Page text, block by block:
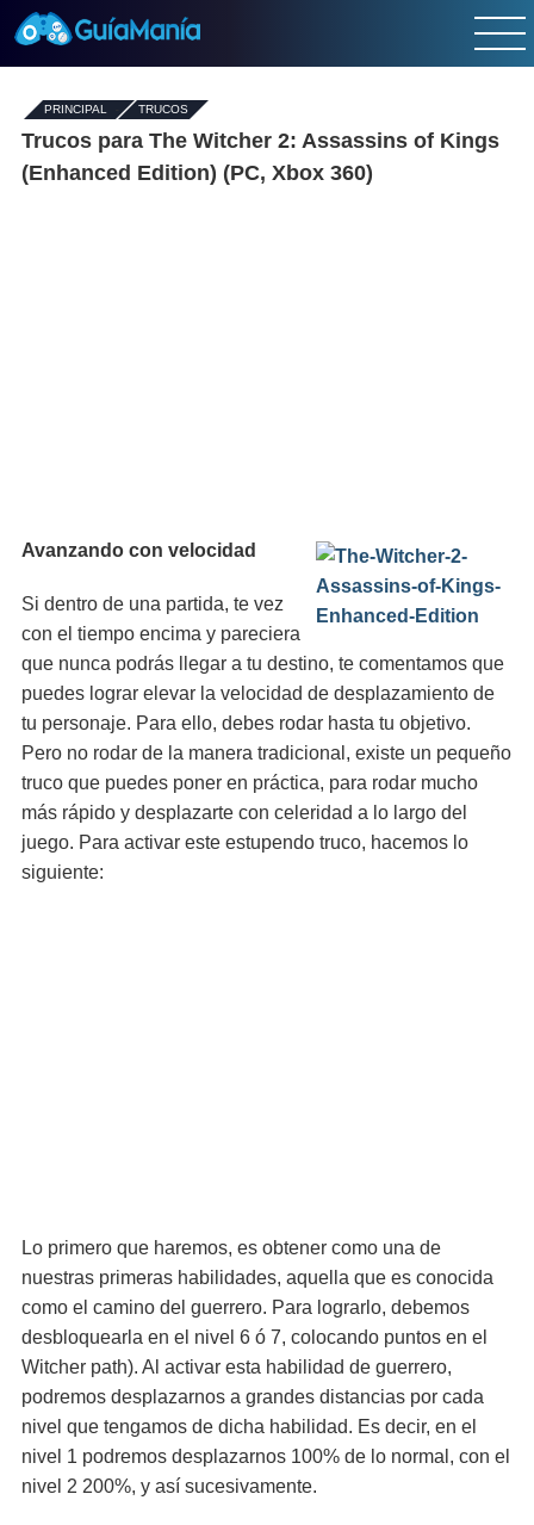
PRINCIPAL - TRUCOS
Trucos para The Witcher 2: Assassins of Kings
(Enhanced Edition) (PC, Xbox 360)
Avanzando con velocidad
Si dentro de una partida, te vez
con el tiempo encima y pareciera
que nunca podrás llegar a tu destino, te comentamos que
puedes lograr elevar la velocidad de desplazamiento de
tu personaje. Para ello, debes rodar hasta tu objetivo.
Pero no rodar de la manera tradicional, existe un pequeño
truco que puedes poner en práctica, para rodar mucho
más rápido y desplazarte con celeridad a lo largo del
juego. Para activar este estupendo truco, hacemos lo
siguiente:
Lo primero que haremos, es obtener como una de
nuestras primeras habilidades, aquella que es conocida
como el camino del guerrero. Para lograrlo, debemos
desbloquearla en el nivel 6 ó 7, colocando puntos en el
Witcher path). Al activar esta habilidad de guerrero,
podremos desplazarnos a grandes distancias por cada
nivel que tengamos de dicha habilidad. Es decir, en el
nivel 1 podremos desplazarnos 100% de lo normal, con el
nivel 2 200%, y así sucesivamente.